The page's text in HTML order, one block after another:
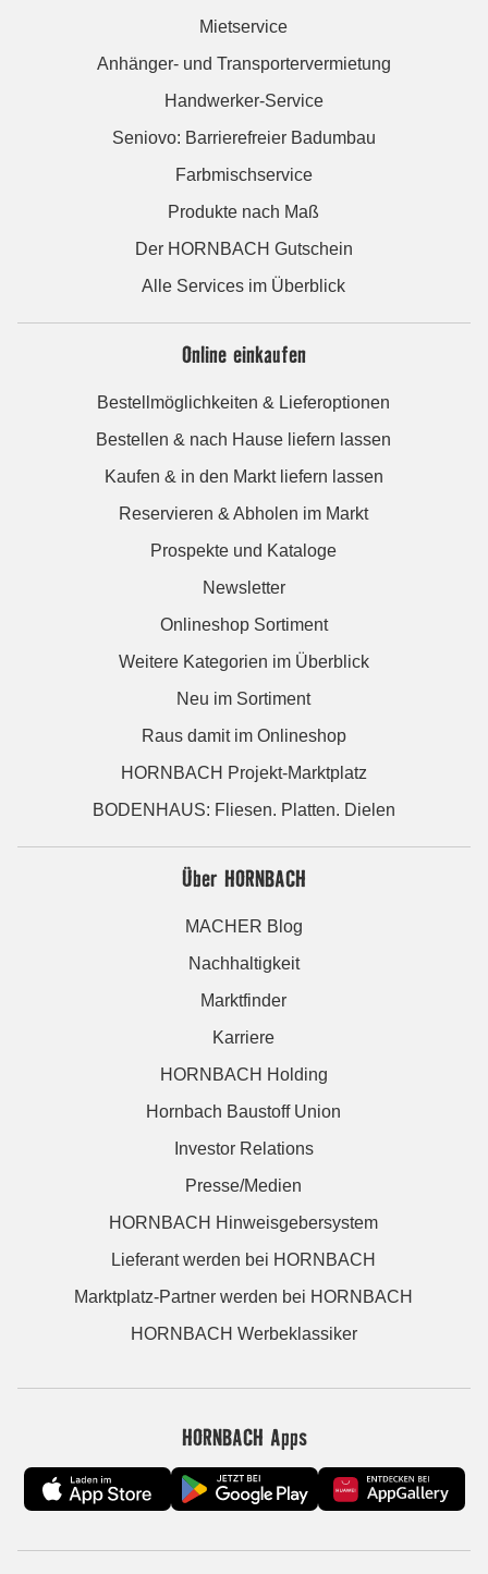
Mietservice
Anhänger- und Transportervermietung
Handwerker-Service
Seniovo: Barrierefreier Badumbau
Farbmischservice
Produkte nach Maß
Der HORNBACH Gutschein
Alle Services im Überblick
Online einkaufen
Bestellmöglichkeiten & Lieferoptionen
Bestellen & nach Hause liefern lassen
Kaufen & in den Markt liefern lassen
Reservieren & Abholen im Markt
Prospekte und Kataloge
Newsletter
Onlineshop Sortiment
Weitere Kategorien im Überblick
Neu im Sortiment
Raus damit im Onlineshop
HORNBACH Projekt-Marktplatz
BODENHAUS: Fliesen. Platten. Dielen
Über HORNBACH
MACHER Blog
Nachhaltigkeit
Marktfinder
Karriere
HORNBACH Holding
Hornbach Baustoff Union
Investor Relations
Presse/Medien
HORNBACH Hinweisgebersystem
Lieferant werden bei HORNBACH
Marktplatz-Partner werden bei HORNBACH
HORNBACH Werbeklassiker
HORNBACH Apps